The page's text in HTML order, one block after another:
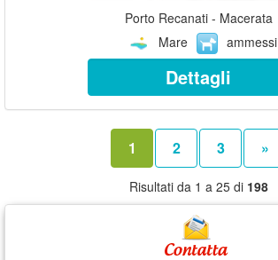
Porto Recanati - Macerata
Mare
ammessi
Dettagli
1 2 3 »
Risultati da 1 a 25 di 198